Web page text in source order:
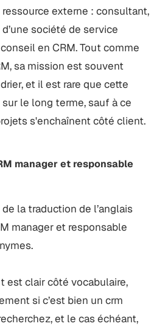
ressource externe : consultant,
société de service
en CRM. Tout comme
sa mission est souvent
et il est rare que cette
le long terme, sauf à ce
s'enchaînent côté client.
manager et responsable
la traduction de l’anglais
manager et responsable
est clair côté vocabulaire,
si c’est bien un crm
et le cas échéant,